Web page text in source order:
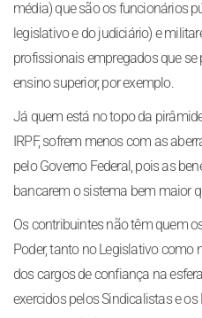
média) que são os funcionários
legislativo e do judiciário) e
profissionais empregados que
ensino superior, por exemplo.
Já quem está no topo da
IRPF, sofrem menos com as
pelo Governo Federal, pois as
bancarem o sistema bem maior
Os contribuintes não têm quem
Poder, tanto no Legislativo como
dos cargos de confiança na
exercidos pelos Sindicalistas e